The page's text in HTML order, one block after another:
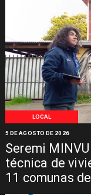
LOCAL
Seremi
técnica de
11 comunas
5 DE AGOSTO DE 2026